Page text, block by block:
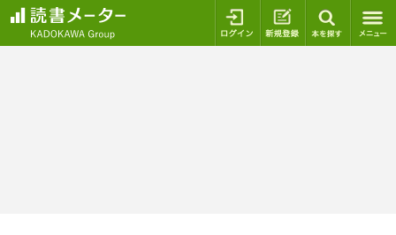
ログイン 新規登録